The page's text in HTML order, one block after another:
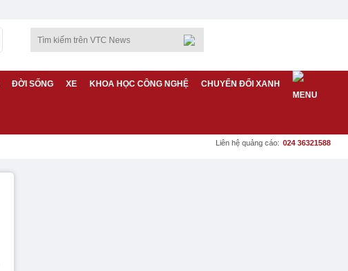
ĐỜI SỐNG XE KHOA HỌC CÔNG NGHỆ CHUYỂN ĐỔI XANH
Liên hệ quảng cáo: 024 36321588